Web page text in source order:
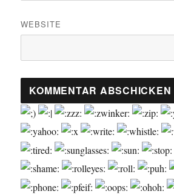
WEBSITE